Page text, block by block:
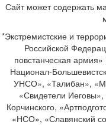
Сайт может содержать
*Экстремистские и
Российской
повстанческая
Национал-
УНСО», «Талибан»,
«Свидетели
Корчинского,
«НСО», «Славянский